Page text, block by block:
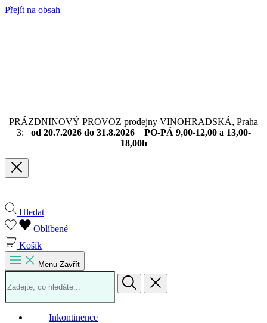
Přejít na obsah
PRÁZDNINOVÝ PROVOZ prodejny VINOHRADSKÁ, Praha
3: od 20.7.2026 do 31.8.2026 PO-PÁ 9,00-12,00 a 13,00-
18,00h
Hledat
Oblíbené
Košík
Menu Zavřít
Inkontinence